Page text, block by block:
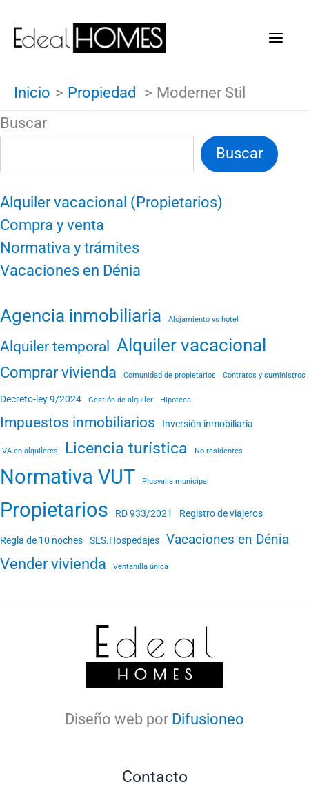
Inicio
Propiedad
Moderner Stil
Buscar
Buscar
Alquiler vacacional (Propietarios)
Compra y venta
Normativa y trámites
Vacaciones en Dénia
Agencia inmobiliaria Alojamiento vs hotel
Alquiler temporal Alquiler vacacional
Comprar vivienda Comunidad de propietarios Contratos y suministros
Decreto-ley 9/2024 Gestión de alquiler Hipoteca
Impuestos inmobiliarios Inversión inmobiliaria
IVA en alquileres Licencia turística No residentes
Normativa VUT Plusvalía municipal
Propietarios RD 933/2021 Registro de viajeros
Regla de 10 noches SES.Hospedajes Vacaciones en Dénia
Vender vivienda Ventanilla única
Diseño web por Difusioneo
Contacto